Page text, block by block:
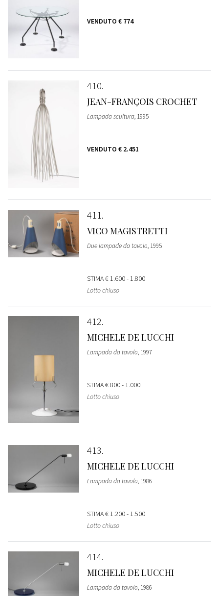
VENDUTO € 774
410
JEAN-FRANÇOIS CROCHET
Lampada scultura, 1995
VENDUTO € 2.451
411
VICO MAGISTRETTI
Due lampade da tavolo, 1995
STIMA€ 1.600 - 1.800
Lotto chiuso
412
MICHELE DE LUCCHI
Lampada da tavolo, 1997
STIMA€ 800 - 1.000
Lotto chiuso
413
MICHELE DE LUCCHI
Lampada da tavolo, 1986
STIMA€ 1.200 - 1.500
Lotto chiuso
414
MICHELE DE LUCCHI
Lampada da tavolo, 1986